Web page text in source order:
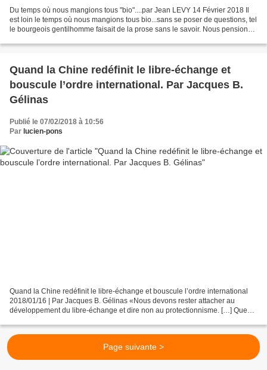
Du temps où nous mangions tous "bio"....par Jean LEVY 14 Février 2018 Il
est loin le temps où nous mangions tous bio...sans se poser de questions, tel
le bourgeois gentilhomme faisait de la prose sans le savoir. Nous pensions
Quand la Chine redéfinit le libre-échange et
bouscule l’ordre international. Par Jacques B.
Gélinas
Publié le 07/02/2018 à 10:56
Par lucien-pons
Quand la Chine redéfinit le libre-échange et bouscule l’ordre international
2018/01/16 | Par Jacques B. Gélinas «Nous devons rester attacher au
développement du libre-échange et dire non au protectionnisme. […] Que
Page suivante >